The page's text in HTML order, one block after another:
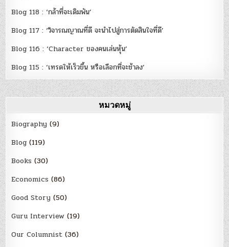
Blog 118 : ‘กล้าที่จะเดิมพัน’
Blog 117 : ‘วิจารณญาณที่ดี จะนำไปสู่การตัดสินใจที่ดี’
Blog 116 : ‘Character ของคนเล่นหุ้น’
Blog 115 : ‘เทรดให้เร็วขึ้น หรือเลือกที่จะช้าลง’
หมวดหมู่
Biography (9)
Blog (119)
Books (30)
Economics (86)
Good Story (50)
Guru Interview (19)
Our Columnist (36)